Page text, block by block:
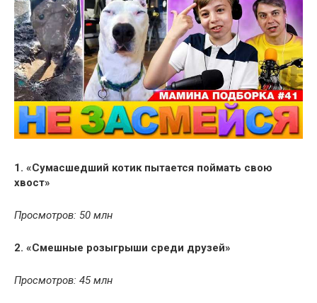
1. «Сумасшедший котик пытается поймать свою
хвост»
Просмотров: 50 млн
2. «Смешные розыгрыши среди друзей»
Просмотров: 45 млн